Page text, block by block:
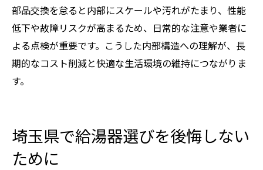
部品交換を怠ると内部にスケールや汚れがたまり、性能
低下や故障リスクが高まるため、日常的な注意や業者に
よる点検が重要です。こうした内部構造への理解が、長
期的なコスト削減と快適な生活環境の維持につながりま
す。
埼玉県で給湯器選びを後悔しない
ために